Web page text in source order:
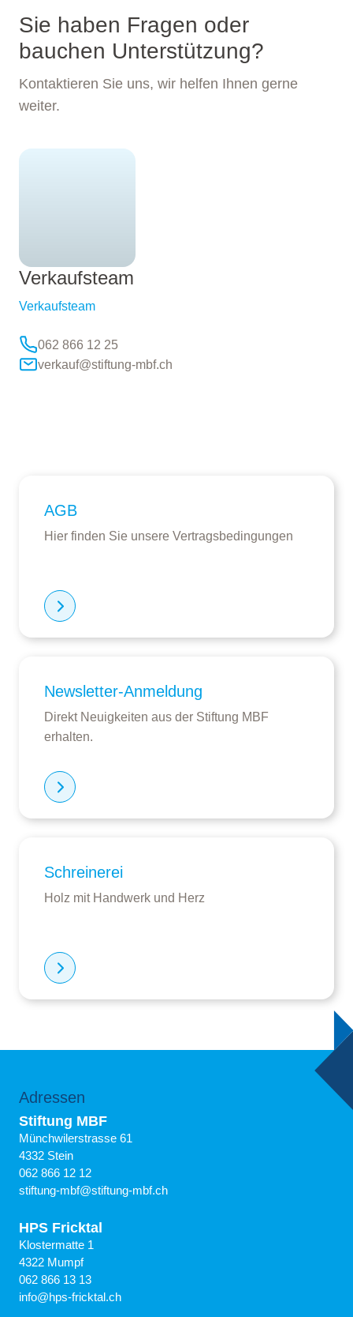
Sie haben Fragen oder
bauchen Unterstützung?
Kontaktieren Sie uns, wir helfen Ihnen gerne
weiter.
Verkaufsteam
Verkaufsteam
062 866 12 25
verkauf@stiftung-mbf.ch
AGB
Hier finden Sie unsere Vertragsbedingungen
Newsletter-Anmeldung
Direkt Neuigkeiten aus der Stiftung MBF
erhalten.
Schreinerei
Holz mit Handwerk und Herz
Adressen
Stiftung MBF
Münchwilerstrasse 61
4332 Stein
062 866 12 12
stiftung-mbf@stiftung-mbf.ch
HPS Fricktal
Klostermatte 1
4322 Mumpf
062 866 13 13
info@hps-fricktal.ch